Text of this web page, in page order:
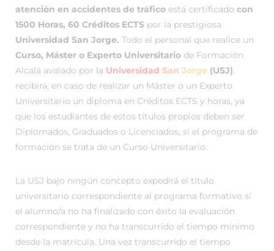
atención en accidentes de tráfico está certificado con
1500 Horas, 60 Créditos ECTS por la prestigiosa
Universidad San Jorge. Todo el personal que realice un
Curso, Máster o Experto Universitario de Formación
Alcalá avalado por la Universidad San Jorge (USJ),
recibirá, en caso de realizar un Máster o un Experto
Universitario un diploma en Créditos ECTS y horas, ya
que los estudiantes de estos títulos propios deben ser
Diplomados, Graduados o Licenciados, si el programa de
formación se trata de un Curso Universitario.
La USJ bajo ningún concepto expedirá el título
universitario correspondiente al programa formativo si
el alumno/a no ha finalizado con éxito la evaluación
correspondiente y no ha transcurrido el tiempo mínimo
desde la matrícula. Una vez transcurrido el tiempo